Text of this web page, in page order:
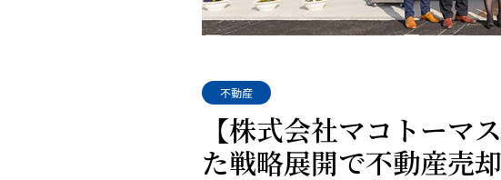
不動産
【株式会社マコトーマ
た戦略展開で不動産売